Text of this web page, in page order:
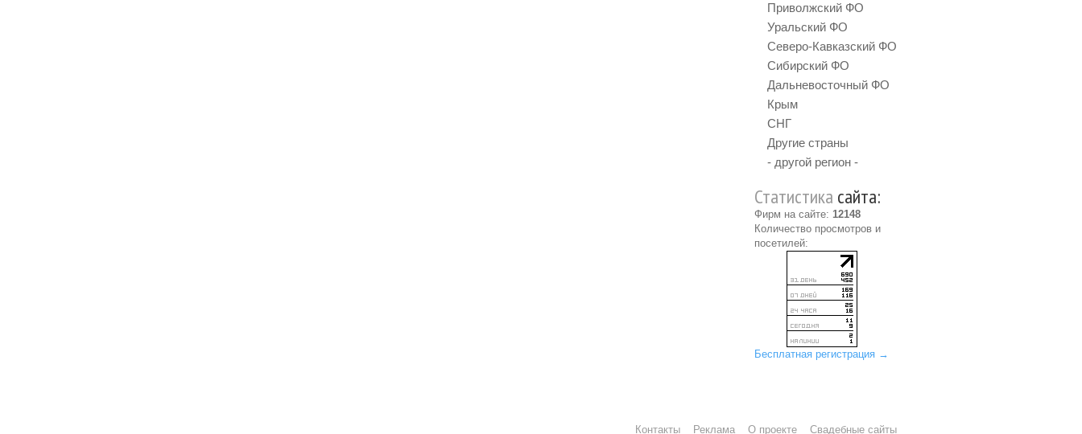
Приволжский ФО
Уральский ФО
Северо-Кавказский ФО
Сибирский ФО
Дальневосточный ФО
Крым
СНГ
Другие страны
- другой регион -
Статистика сайта:
Фирм на сайте: 12148
Количество просмотров и
посетилей:
Бесплатная регистрация →
Контакты Реклама О проекте Свадебные сайты